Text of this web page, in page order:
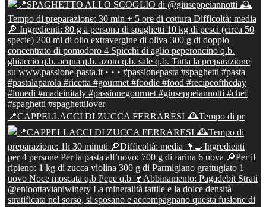
📍CAPPELLACCI DI ZUCCA FERRARESI 🕰Tempo di pr